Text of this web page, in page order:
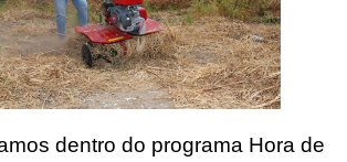
dentro do programa Hora de